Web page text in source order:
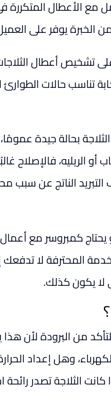
الأعطال المتكررة في
من الخبرة يوفر على
تشخيص أعطال
تناسب حالات الطوارئ
الثلاجة بحالة جيدة
الريليه، فالإصلاح
الناتج عن سبب
يحتاج كمبروسر مع
المحترفة لا
لا يكون كذلك.
من البرودة لأن هذا
وهل إعداد
الثلاجة تصدر رائحة